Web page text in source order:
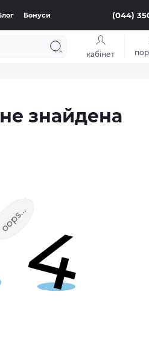
Бонуси (044)
кабінет
знайдена